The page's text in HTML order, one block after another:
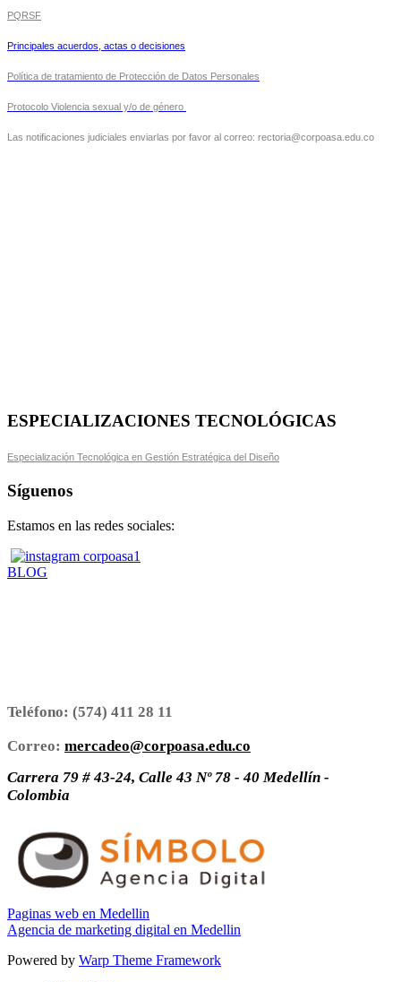
PQRSF
Principales acuerdos, actas o decisiones
Política de tratamiento de Protección de Datos Personales
Protocolo Violencia sexual y/o de género
Las notificaciones judiciales enviarlas por favor al correo: rectoria@corpoasa.edu.co
ESPECIALIZACIONES TECNOLÓGICAS
Especialización Tecnológica en Gestión Estratégica del Diseño
Síguenos
Estamos en las redes sociales:
BLOG
Teléfono: (574) 411 28 11
Correo: mercadeo@corpoasa.edu.co
Carrera 79 # 43-24, Calle 43 Nº 78 - 40 Medellín -
Colombia
Paginas web en Medellin
Agencia de marketing digital en Medellin
Powered by Warp Theme Framework